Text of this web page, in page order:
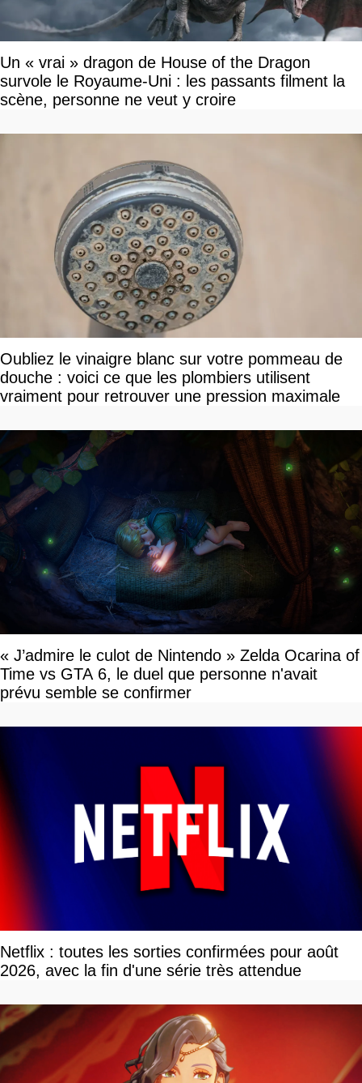
Un « vrai » dragon de House of the Dragon
survole le Royaume-Uni : les passants filment la
scène, personne ne veut y croire
Oubliez le vinaigre blanc sur votre pommeau de
douche : voici ce que les plombiers utilisent
vraiment pour retrouver une pression maximale
« J’admire le culot de Nintendo » Zelda Ocarina of
Time vs GTA 6, le duel que personne n'avait
prévu semble se confirmer
Netflix : toutes les sorties confirmées pour août
2026, avec la fin d'une série très attendue